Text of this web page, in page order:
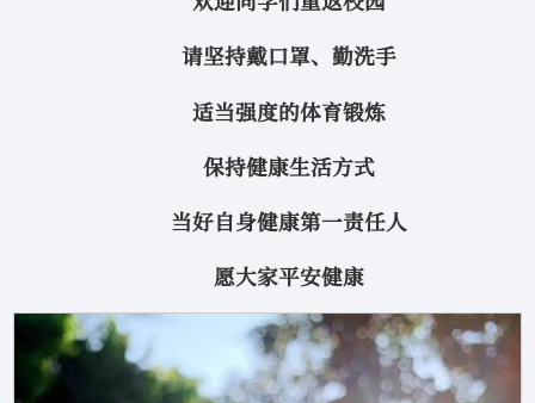
请坚持戴口罩、勤洗手
适当强度的体育锻炼
保持健康生活方式
当好自身健康第一责任人
愿大家平安健康